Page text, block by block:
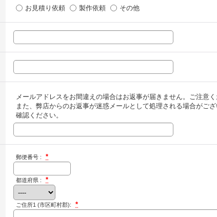
お見積り依頼 製作依頼 その他
メールアドレスをお間違えの場合はお返事が届きません。ご注意く
また、弊店からのお返事が迷惑メールとして処理される場合がご
確認ください。
郵便番号 : *
都道府県 : *
ご住所1 (市区町村郡): *